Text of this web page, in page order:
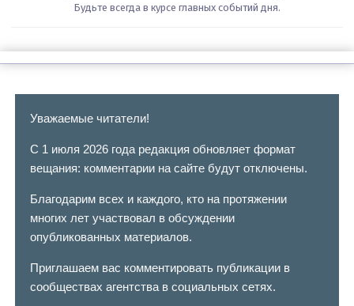
Будьте всегда в курсе главных событий дня.
Уважаемые читатели!
С 1 июля 2026 года редакция обновляет формат
вещания: комментарии на сайте будут отключены.
Благодарим всех и каждого, кто на протяжении
многих лет участвовал в обсуждении
опубликованных материалов.
Приглашаем вас комментировать публикации в
сообществах агентства в социальных сетях.